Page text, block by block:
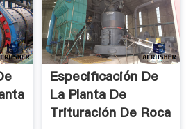
Especificación De
La Planta De
Trituración De Roca